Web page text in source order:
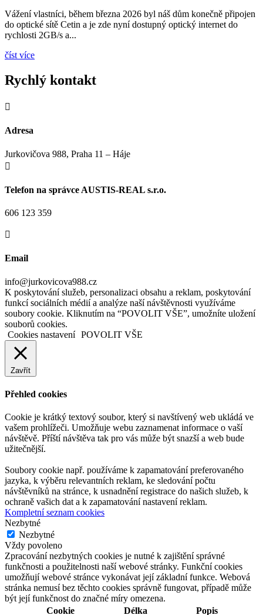
Vážení vlastníci, během března 2026 byl náš dům konečně připojen
do optické sítě Cetin a je zde nyní dostupný optický internet do
rychlosti 2GB/s a...
číst více
Rychlý kontakt

Adresa
Jurkovičova 988, Praha 11 – Háje

Telefon na správce AUSTIS-REAL s.r.o.
606 123 359

Email
info@jurkovicova988.cz
K poskytování služeb, personalizaci obsahu a reklam, poskytování
funkcí sociálních médií a analýze naší návštěvnosti využíváme
soubory cookie. Kliknutím na “POVOLIT VŠE”, umožníte uložení
souborů cookies.
Cookies nastavení POVOLIT VŠE
Zavřít
Přehled cookies
Cookie je krátký textový soubor, který si navštívený web ukládá ve
vašem prohlížeči. Umožňuje webu zaznamenat informace o vaší
návštěvě. Příští návštěva tak pro vás může být snazší a web bude
užitečnější.
Soubory cookie např. používáme k zapamatování preferovaného
jazyka, k výběru relevantních reklam, ke sledování počtu
návštěvníků na stránce, k usnadnění registrace do našich služeb, k
ochraně vašich dat a k zapamatování nastavení reklam.
Kompletní seznam cookies
Nezbytné
Nezbytné
Vždy povoleno
Zpracování nezbytných cookies je nutné k zajištění správné
funkčnosti a použitelnosti naší webové stránky. Funkční cookies
umožňují webové stránce vykonávat její základní funkce. Webová
stránka nemusí bez těchto cookies správně fungovat, případě může
být její funkčnost do značné míry omezena.
Cookie
Délka Popis